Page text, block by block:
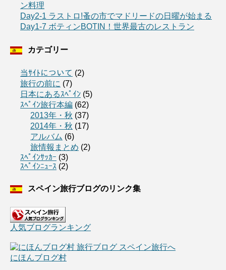
ン料理
Day2-1 ラストロ!蚤の市でマドリードの日曜が始まる
Day1-7 ボティンBOTIN！世界最古のレストラン
カテゴリー
当ｻｲﾄについて (2)
旅行の前に (7)
日本にあるｽﾍﾟｲﾝ (5)
ｽﾍﾟｲﾝ旅行本編 (62)
2013年・秋 (37)
2014年・秋 (17)
アルバム (6)
旅情報まとめ (2)
ｽﾍﾟｲﾝｻｯｶｰ (3)
ｽﾍﾟｲﾝﾆｭｰｽ (2)
スペイン旅行ブログのリンク集
人気ブログランキング
にほんブログ村